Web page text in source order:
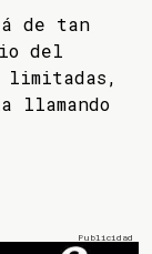
de tan
del
limitadas,
llamando